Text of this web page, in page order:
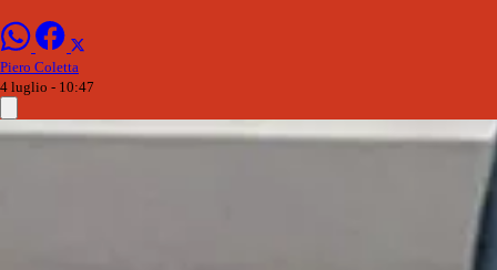
Piero Coletta
4 luglio - 10:47